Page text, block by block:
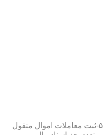
۱-ثبت اسناد مطابق مقررات قانونی ۲-ارائه مواد مصدق از اسناد ثبت شده ۳-تصدیق صحت امضاء،قبول و حفظ اسناد امانتی ۴-ثبت معاملات شرطی و رهنی در قالب های متعدد ۵-ثبت معاملات اموال منقول